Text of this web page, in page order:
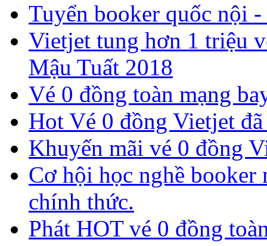
Tuyển booker quốc nội
​Vietjet tung hơn 1 triệu
Mậu Tuất 2018
Vé 0 đồng toàn mạng
Hot Vé 0 đồng Vietjet
​Khuyến mãi vé 0 đồng
Cơ hội học nghề
chính thức.
Phát HOT vé 0 đồng